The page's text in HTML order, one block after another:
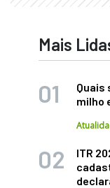
Mais
Quais
milho
ITR